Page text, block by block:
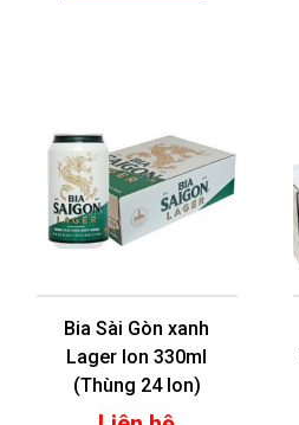
Bia Sài Gòn xanh
Lager lon 330ml
(Thùng 24 lon)